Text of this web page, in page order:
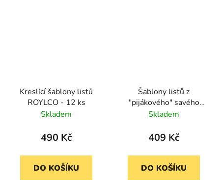
Kreslící šablony listů
ROYLCO - 12 ks
Skladem
490 Kč
DO KOŠÍKU
Šablony listů z
"pijákového" savého
papíru, 80 listů, 18x23
Skladem
409 Kč
DO KOŠÍKU